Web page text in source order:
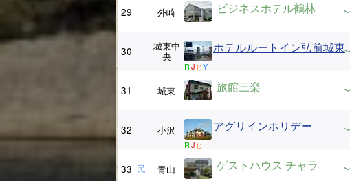
29 外崎 ビジネスホテル鶴林
30 城東中
央
ホテルルートイン弘前城東
RJ じ Y
31 城東 旅館三楽
32 小沢 アグリインホリデー
RJ じ
33 民 青山 ゲストハウス チャラ